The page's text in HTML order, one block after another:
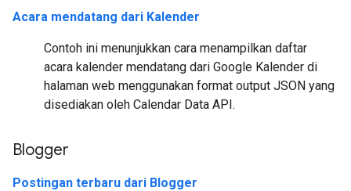
Acara mendatang dari Kalender
Contoh ini menunjukkan cara menampilkan daftar
acara kalender mendatang dari Google Kalender di
halaman web menggunakan format output JSON yang
disediakan oleh Calendar Data API.
Blogger
Postingan terbaru dari Blogger